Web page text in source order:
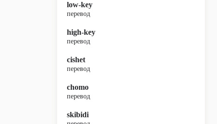
low-key
перевод
high-key
перевод
cishet
перевод
chomo
перевод
skibidi